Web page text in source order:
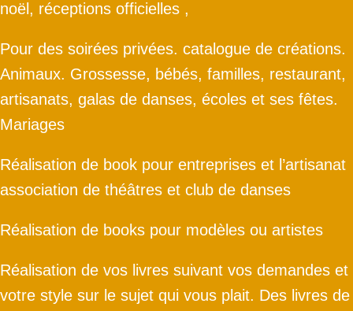
noël, réceptions officielles ,
Pour des soirées privées. catalogue de créations.
Animaux. Grossesse, bébés, familles, restaurant,
artisanats, galas de danses, écoles et ses fêtes.
Mariages
Réalisation de book pour entreprises et l’artisanat
association de théâtres et club de danses
Réalisation de books pour modèles ou artistes
Réalisation de vos livres suivant vos demandes et
votre style sur le sujet qui vous plait. Des livres de